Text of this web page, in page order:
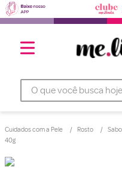
O que você busca hoje?
Cuidados com a Pele Rosto
40g